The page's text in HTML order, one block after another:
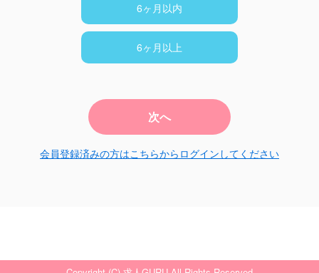
6ヶ月以内
6ヶ月以上
次へ
会員登録済みの方はこちらからログインしてください